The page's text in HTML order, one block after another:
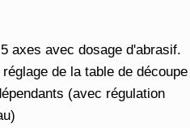
axes avec dosage d'abrasif.
de la table de découpe
(avec régulation